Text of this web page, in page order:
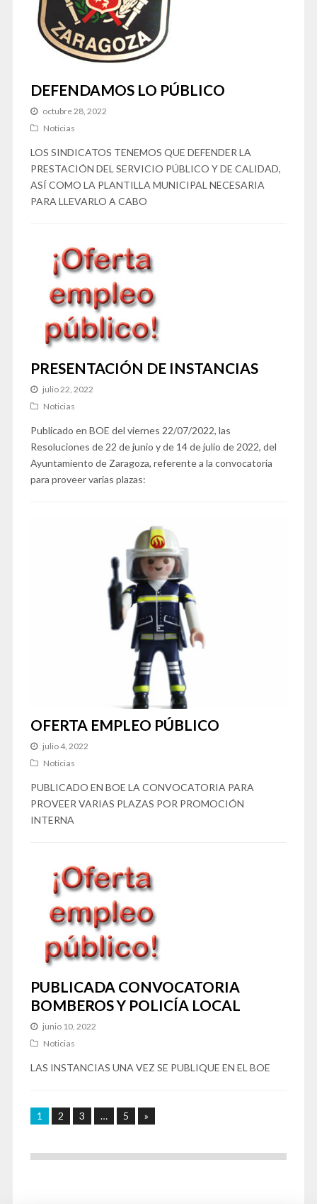
DEFENDAMOS LO PÚBLICO
octubre 28, 2022
Noticias
LOS SINDICATOS TENEMOS QUE DEFENDER LA
PRESTACIÓN DEL SERVICIO PÚBLICO Y DE CALIDAD,
ASÍ COMO LA PLANTILLA MUNICIPAL NECESARIA
PARA LLEVARLO A CABO
PRESENTACIÓN DE INSTANCIAS
julio 22, 2022
Noticias
Publicado en BOE del viernes 22/07/2022, las
Resoluciones de 22 de junio y de 14 de julio de 2022, del
Ayuntamiento de Zaragoza, referente a la convocatoria
para proveer varias plazas:
OFERTA EMPLEO PÚBLICO
julio 4, 2022
Noticias
PUBLICADO EN BOE LA CONVOCATORIA PARA
PROVEER VARIAS PLAZAS POR PROMOCIÓN
INTERNA
PUBLICADA CONVOCATORIA
BOMBEROS Y POLICÍA LOCAL
junio 10, 2022
Noticias
LAS INSTANCIAS UNA VEZ SE PUBLIQUE EN EL BOE
1 2 3 … 5 »